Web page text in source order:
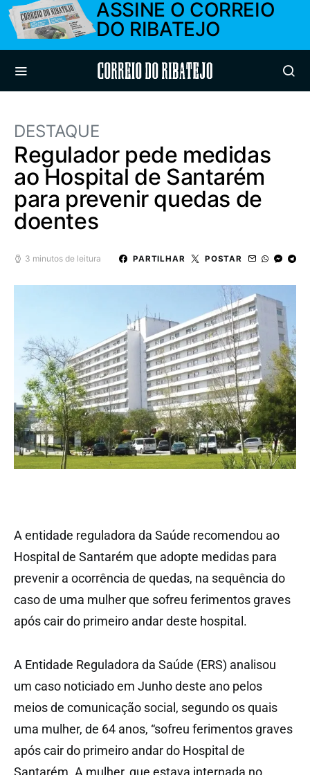
ASSINE O CORREIO
DO RIBATEJO
Correio do Ribatejo
DESTAQUE
Regulador pede medidas
ao Hospital de Santarém
para prevenir quedas de
doentes
3 minutos de leitura PARTILHAR POSTAR
A entidade reguladora da Saúde recomendou ao
Hospital de Santarém que adopte medidas para
prevenir a ocorrência de quedas, na sequência do
caso de uma mulher que sofreu ferimentos graves
após cair do primeiro andar deste hospital.
A Entidade Reguladora da Saúde (ERS) analisou
um caso noticiado em Junho deste ano pelos
meios de comunicação social, segundo os quais
uma mulher, de 64 anos, “sofreu ferimentos graves
após cair do primeiro andar do Hospital de
Santarém. A mulher, que estava internada no